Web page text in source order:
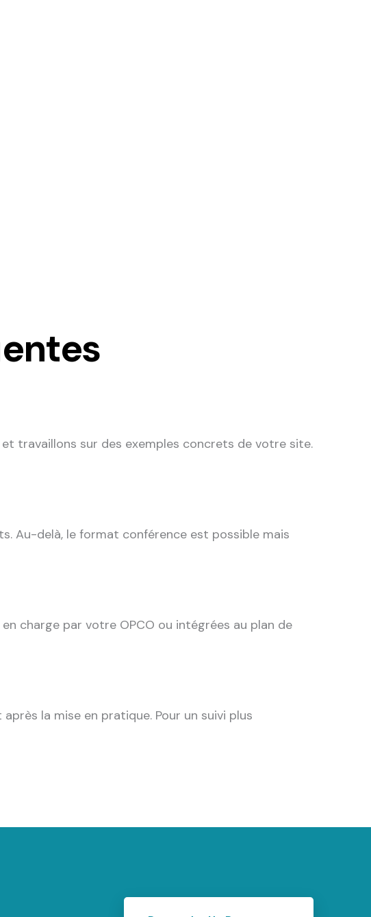
travaillons sur des exemples concrets de votre site.
Au-delà, le format conférence est possible mais
charge par votre OPCO ou intégrées au plan de
la mise en pratique. Pour un suivi plus